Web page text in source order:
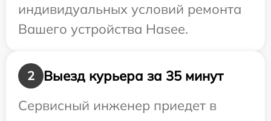
индивидуальных условий ремонта
Вашего устройства Hasee.
2
Выезд курьера за 35 минут
Сервисный инженер приедет в